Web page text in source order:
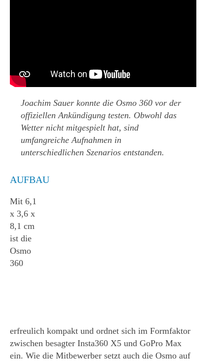
Joachim Sauer konnte die Osmo 360 vor der
offiziellen Ankündigung testen. Obwohl das
Wetter nicht mitgespielt hat, sind
umfangreiche Aufnahmen in
unterschiedlichen Szenarios entstanden.
AUFBAU
Mit 6,1
x 3,6 x
8,1 cm
ist die
Osmo
360
erfreulich kompakt und ordnet sich im Formfaktor
zwischen besagter Insta360 X5 und GoPro Max
ein. Wie die Mitbewerber setzt auch die Osmo auf